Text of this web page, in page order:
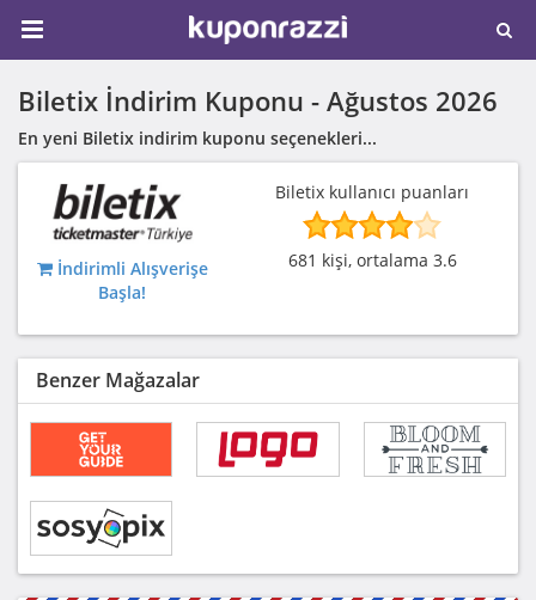
Biletix İndirim Kuponu - Ağustos 2026
En yeni Biletix indirim kuponu seçenekleri...
İndirimli Alışverişe
Başla!
Biletix kullanıcı puanları
681 kişi, ortalama 3.6
Benzer Mağazalar